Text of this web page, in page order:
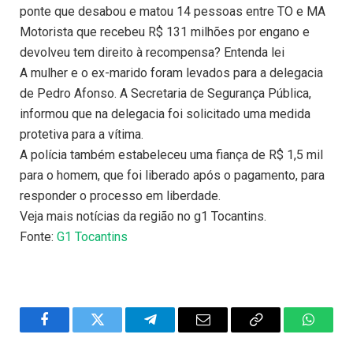
ponte que desabou e matou 14 pessoas entre TO e MA
Motorista que recebeu R$ 131 milhões por engano e
devolveu tem direito à recompensa? Entenda lei
A mulher e o ex-marido foram levados para a delegacia
de Pedro Afonso. A Secretaria de Segurança Pública,
informou que na delegacia foi solicitado uma medida
protetiva para a vítima.
A polícia também estabeleceu uma fiança de R$ 1,5 mil
para o homem, que foi liberado após o pagamento, para
responder o processo em liberdade.
Veja mais notícias da região no g1 Tocantins.
Fonte: G1 Tocantins
FacebookTwitter TelegramEmail
Copy